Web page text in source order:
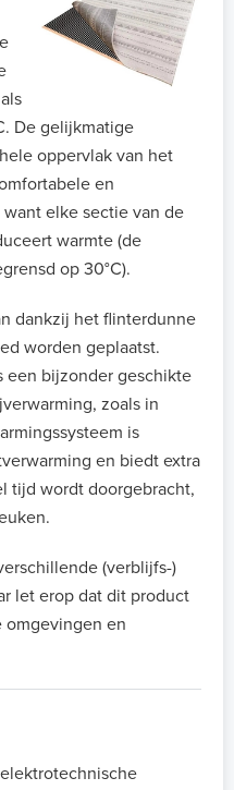
De gelijkmatige
oppervlak van het
en
elke sectie van de
warmte (de
op 30°C).
dankzij het flinterdunne
worden geplaatst.
een bijzonder geschikte
zoals in
is
en biedt extra
tijd wordt doorgebracht,
(verblijfs-)
let erop dat dit product
omgevingen en